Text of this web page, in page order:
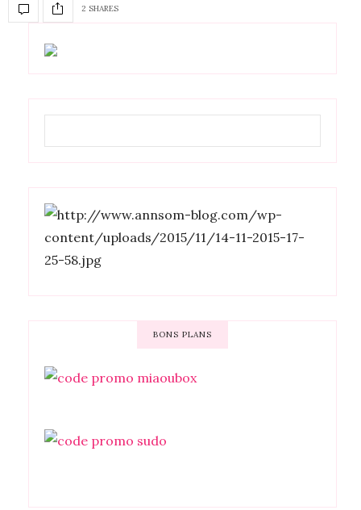
2 SHARES
BONS PLANS